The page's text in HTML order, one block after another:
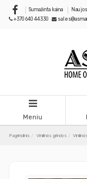
Sumažinta kaina
+370 640 44330
Meniu
Pagrindinis Vinilinės grindys